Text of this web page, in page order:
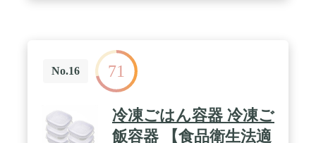
No.16 71
冷凍ごはん容器 冷凍ご
飯容器 【食品衛生法適